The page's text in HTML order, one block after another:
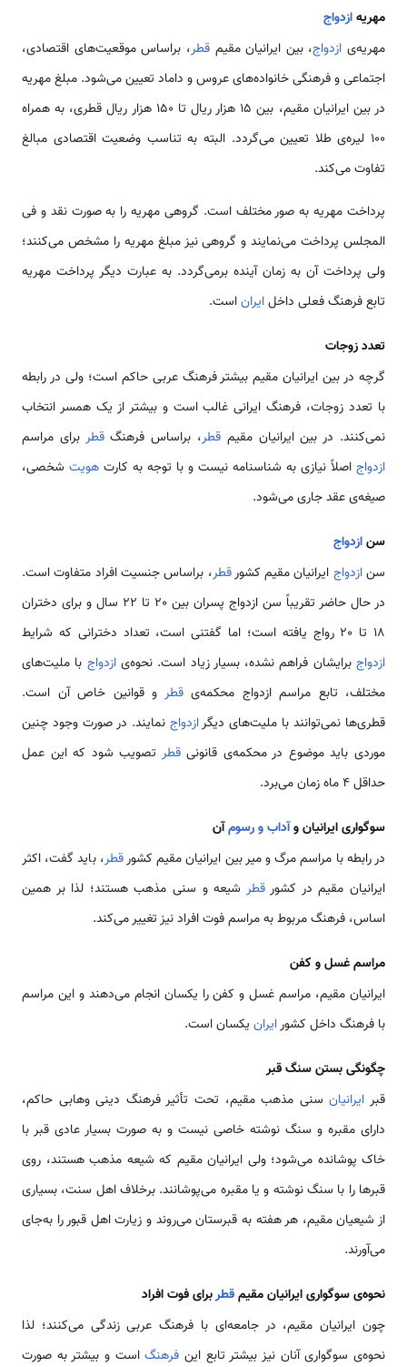
مهریهازدواج
مهریه‌ی ازدواج، بین ایرانیان مقیمقطر، براساس موقعیت‌های اقتصادی،
اجتماعی و فرهنگی خانواده‌های عروس و داماد تعیین می‌شود. مبلغ مهریه
در بین ایرانیان مقیم، بین 15 هزار ریال تا 150 هزار ریال قطری، به همراه
100 لیره‌ی طلا تعیین می‌گردد. البته به تناسب وضعیت اقتصادی مبالغ
تفاوت می‌كند.
پرداخت مهریه به صور مختلف است. گروهی مهریه را به صورت نقد و فی
المجلس پرداخت می‌نمایند و گروهی نیز مبلغ مهریه را مشخص می‌کنند؛
ولی پرداخت آن به زمان آینده برمی‌گردد. به عبارت دیگر پرداخت مهریه
تابع فرهنگ فعلی داخلایراناست.
تعدد زوجات
گرچه در بین ایرانیان مقیم بیشتر فرهنگ عربی حاکم است؛ ولی در رابطه
با تعدد زوجات، فرهنگ ایرانی غالب است و بیشتر از یک همسر انتخاب
نمی‌کنند. در بین ایرانیان مقیم قطر، براساس فرهنگقطر برای مراسم
ازدواج اصلاً نیازی به شناسنامه نیست و با توجه به کارت هویت شخصی،
صیغه‌ی عقد جاری می‌شود.
سنازدواج
سنازدواج ایرانیان مقیم کشورقطر، براساس جنسیت افراد متفاوت است.
در حال حاضر تقریباً سن ازدواج پسران بین 20 تا 22 سال و برای دختران
18 تا 20 رواج یافته است؛ اما گفتنی است، تعداد دخترانی که شرایط
ازدواجبرایشان فراهم نشده، بسیار زیاد است. نحوه‌یازدواج با ملیت‌های
مختلف، تابع مراسم ازدواج محکمه‌یقطر و قوانین خاص آن است.
قطری‌ها نمی‌توانند با ملیت‌های دیگرازدواج نمایند. در صورت وجود چنین
موردی باید موضوع در محکمه‌ی قانونیقطر تصویب شود که این عمل
حداقل 4 ماه زمان می‌برد.
سوگواری ایرانیان وآداب و رسومآن
در رابطه با مراسم مرگ و میر بین ایرانیان مقیم کشورقطر، باید گفت، اكثر
ایرانیان مقیم در کشورقطر شیعه و سنی مذهب هستند؛ لذا بر همین
اساس، فرهنگ مربوط به مراسم فوت افراد نیز تغییر می‌کند.
مراسم غسل و کفن
ایرانیان مقیم، مراسم غسل و کفن را یکسان انجام می‌دهند و این مراسم
با فرهنگ داخل کشورایران یکسان است.
چگونگی بستن سنگ قبر
قبر ایرانیانسنی مذهب مقیم، تحت تأثیر فرهنگ دینی وهابی حاکم،
دارای مقبره و سنگ نوشته خاصی نیست و به صورت بسیار عادی قبر با
خاک پوشانده می‌شود؛ ولی ایرانیان مقیم که شیعه مذهب هستند، روی
قبرها را با سنگ نوشته و یا مقبره می‌پوشانند. برخلاف اهل سنت، بسیاری
از شیعیان مقیم، هر هفته به قبرستان می‌روند و زیارت اهل قبور را به‌جای
می‌آورند.
نحوه‌ی سوگواری ایرانیان مقیمقطربرای فوت افراد
چون ایرانیان مقیم، در جامعه‌ای با فرهنگ عربی زندگی می‌كنند؛ لذا
نحوه‌ی سوگواری آنان نیز بیشتر تابع این فرهنگاست و بیشتر به صورت